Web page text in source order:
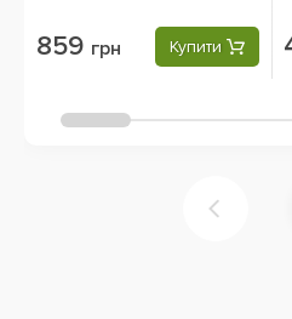
859 грн Купити